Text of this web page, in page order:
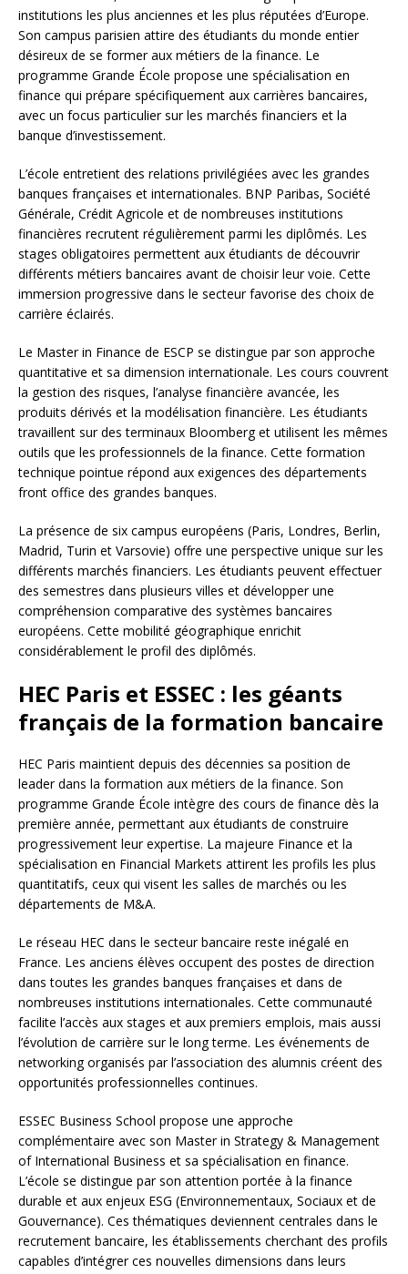
institutions les plus anciennes et les plus réputées d’Europe.
Son campus parisien attire des étudiants du monde entier
désireux de se former aux métiers de la finance. Le
programme Grande École propose une spécialisation en
finance qui prépare spécifiquement aux carrières bancaires,
avec un focus particulier sur les marchés financiers et la
banque d’investissement.
L’école entretient des relations privilégiées avec les grandes
banques françaises et internationales. BNP Paribas, Société
Générale, Crédit Agricole et de nombreuses institutions
financières recrutent régulièrement parmi les diplômés. Les
stages obligatoires permettent aux étudiants de découvrir
différents métiers bancaires avant de choisir leur voie. Cette
immersion progressive dans le secteur favorise des choix de
carrière éclairés.
Le Master in Finance de ESCP se distingue par son approche
quantitative et sa dimension internationale. Les cours couvrent
la gestion des risques, l’analyse financière avancée, les
produits dérivés et la modélisation financière. Les étudiants
travaillent sur des terminaux Bloomberg et utilisent les mêmes
outils que les professionnels de la finance. Cette formation
technique pointue répond aux exigences des départements
front office des grandes banques.
La présence de six campus européens (Paris, Londres, Berlin,
Madrid, Turin et Varsovie) offre une perspective unique sur les
différents marchés financiers. Les étudiants peuvent effectuer
des semestres dans plusieurs villes et développer une
compréhension comparative des systèmes bancaires
européens. Cette mobilité géographique enrichit
considérablement le profil des diplômés.
HEC Paris et ESSEC : les géants
français de la formation bancaire
HEC Paris maintient depuis des décennies sa position de
leader dans la formation aux métiers de la finance. Son
programme Grande École intègre des cours de finance dès la
première année, permettant aux étudiants de construire
progressivement leur expertise. La majeure Finance et la
spécialisation en Financial Markets attirent les profils les plus
quantitatifs, ceux qui visent les salles de marchés ou les
départements de M&A.
Le réseau HEC dans le secteur bancaire reste inégalé en
France. Les anciens élèves occupent des postes de direction
dans toutes les grandes banques françaises et dans de
nombreuses institutions internationales. Cette communauté
facilite l’accès aux stages et aux premiers emplois, mais aussi
l’évolution de carrière sur le long terme. Les événements de
networking organisés par l’association des alumnis créent des
opportunités professionnelles continues.
ESSEC Business School propose une approche
complémentaire avec son Master in Strategy & Management
of International Business et sa spécialisation en finance.
L’école se distingue par son attention portée à la finance
durable et aux enjeux ESG (Environnementaux, Sociaux et de
Gouvernance). Ces thématiques deviennent centrales dans le
recrutement bancaire, les établissements cherchant des profils
capables d’intégrer ces nouvelles dimensions dans leurs